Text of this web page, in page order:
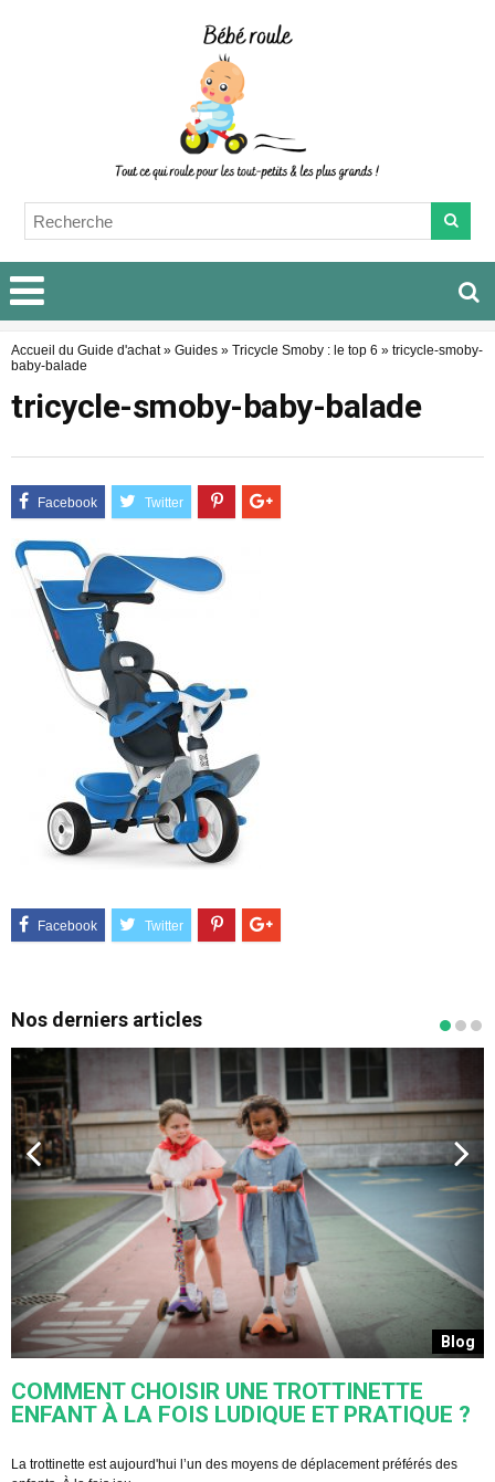
Accueil du Guide d'achat» Guides » Tricycle Smoby : le top 6 » tricycle-smoby-
baby-balade
tricycle-smoby-baby-balade
Nos derniers articles
Blog
COMMENT CHOISIR UNE TROTTINETTE
ENFANT À LA FOIS LUDIQUE ET PRATIQUE ?
La trottinette est aujourd'hui l’un des moyens de déplacement préférés des